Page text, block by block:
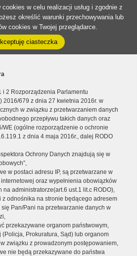
w celu realizacji usług i zgodnie z
określić warunki przechowywania lub
cookies w Twojej przeglądarce.
ciasteczka
i 2 Rozporządzenia Parlamentu
2016/679 z dnia 27 kwietnia 2016r. w
w związku z przetwarzaniem danych
przepływu takich danych oraz
WE (ogólne rozporządzenie o ochronie
z dnia 4 maja 2016r., dalej RODO
Ochrony Danych znajdują się w
w postaci adresu IP, są przetwarzane w
oraz wypełnienia obowiązków
administratorze(art.6 ust.1 lit.c RODO),
z odnośnika na stronie będącego adresem
Pan/Pani na przetwarzanie danych w
przekazywane organom państwowym,
Prokuratura, Sąd) lub organom
związku z prowadzonym postępowaniem,
nie będą przekazywane do państwa